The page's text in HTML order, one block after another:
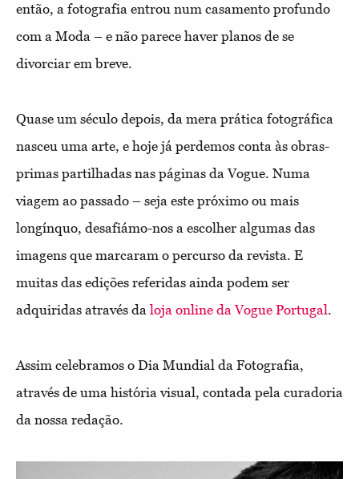
então, a fotografia entrou num casamento profundo
com a Moda – e não parece haver planos de se
divorciar em breve.
Quase um século depois, da mera prática fotográfica
nasceu uma arte, e hoje já perdemos conta às obras-
primas partilhadas nas páginas da Vogue. Numa
viagem ao passado – seja este próximo ou mais
longínquo, desafiámo-nos a escolher algumas das
imagens que marcaram o percurso da revista. E
muitas das edições referidas ainda podem ser
adquiridas através da loja online da Vogue Portugal.
Assim celebramos o Dia Mundial da Fotografia,
através de uma história visual, contada pela curadoria
da nossa redação.